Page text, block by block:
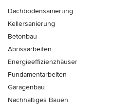
Dachbodensanierung
Kellersanierung
Betonbau
Abrissarbeiten
Energieeffizienzhäuser
Fundamentarbeiten
Garagenbau
Nachhaltiges Bauen